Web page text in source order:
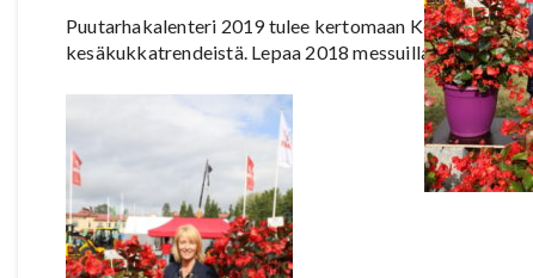
Puutarhakalenteri 2019 tulee kertomaan Koroisten
kesäkukkatrendeistä. Lepaa 2018 messuilla Jarmo